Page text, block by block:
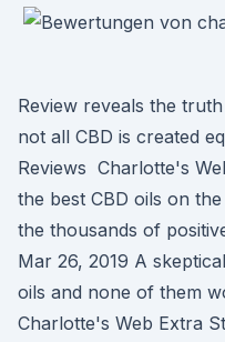
Review reveals the
not all CBD is created
Reviews Charlotte's
the best CBD oils on
the thousands of
Mar 26, 2019 A
oils and none of them
Charlotte's Web Extra